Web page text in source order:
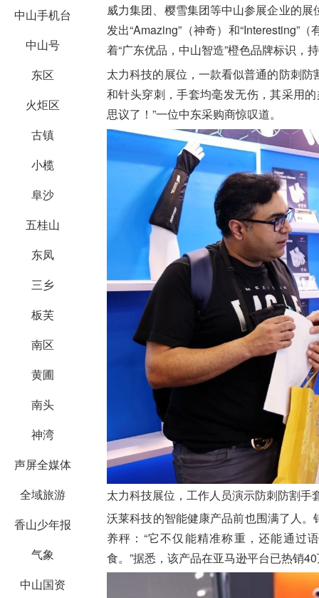
中山手机台
中山号
东区
火炬区
古镇
小榄
阜沙
五桂山
东凤
三乡
板芙
南区
黄圃
南头
神湾
声屏全媒体
全域旅游
香山少年报
气象
中山国资
威力集团、樱雪集团等中山参展企业的
发出“Amazing”（神奇）和“Interesting”
着“广东优品，中山智造”橙色品牌标识，
太力科技的展位，一款看似普通的防刺
和针头穿刺，手套均毫发无伤，其采用
思议了！”一位中东采购商惊叹道。
太力科技展位，工作人员演示防刺防割手
沃莱科技的智能健康产品前也围满了人
养秤：“它不仅能精准称重，还能通过
食。”据悉，该产品在亚马逊平台已热销